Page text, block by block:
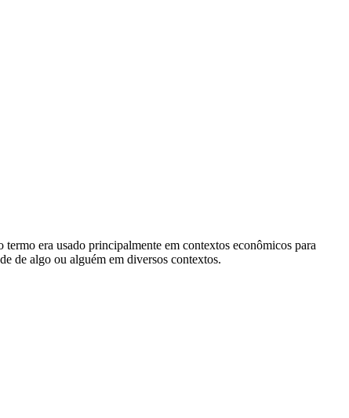
era usado principalmente em contextos econômicos para
de algo ou alguém em diversos contextos.